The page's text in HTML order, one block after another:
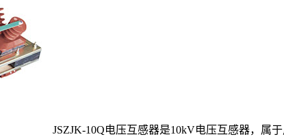
JSZJK-10Q电压互感器是10kV电压互感器，属